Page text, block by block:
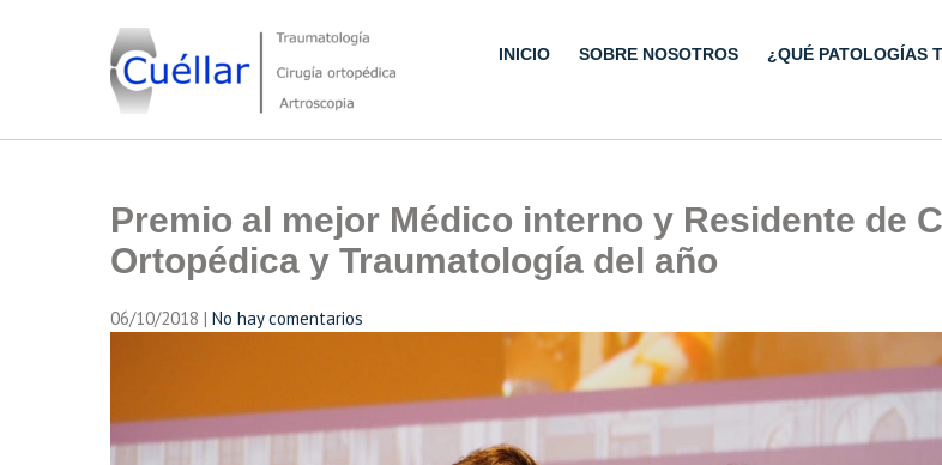
Traumatología, Cirugía ortopédica y Artroscopia
INICIO SOBRE NOSOTROS ¿QUÉ PATOLOGÍAS
Premio al mejor Médico interno y Residente de
Ortopédica y Traumatología del año
06/10/2018 | No hay comentarios